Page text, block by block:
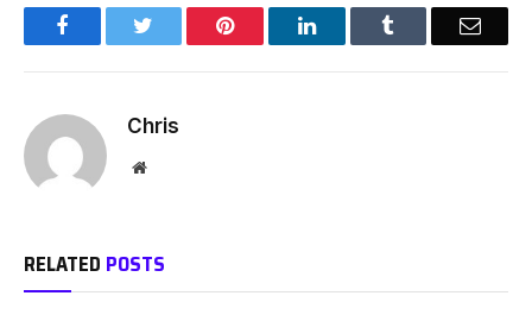
Facebook Pinterest LinkedIn Email
Chris
Website
RELATED POSTS